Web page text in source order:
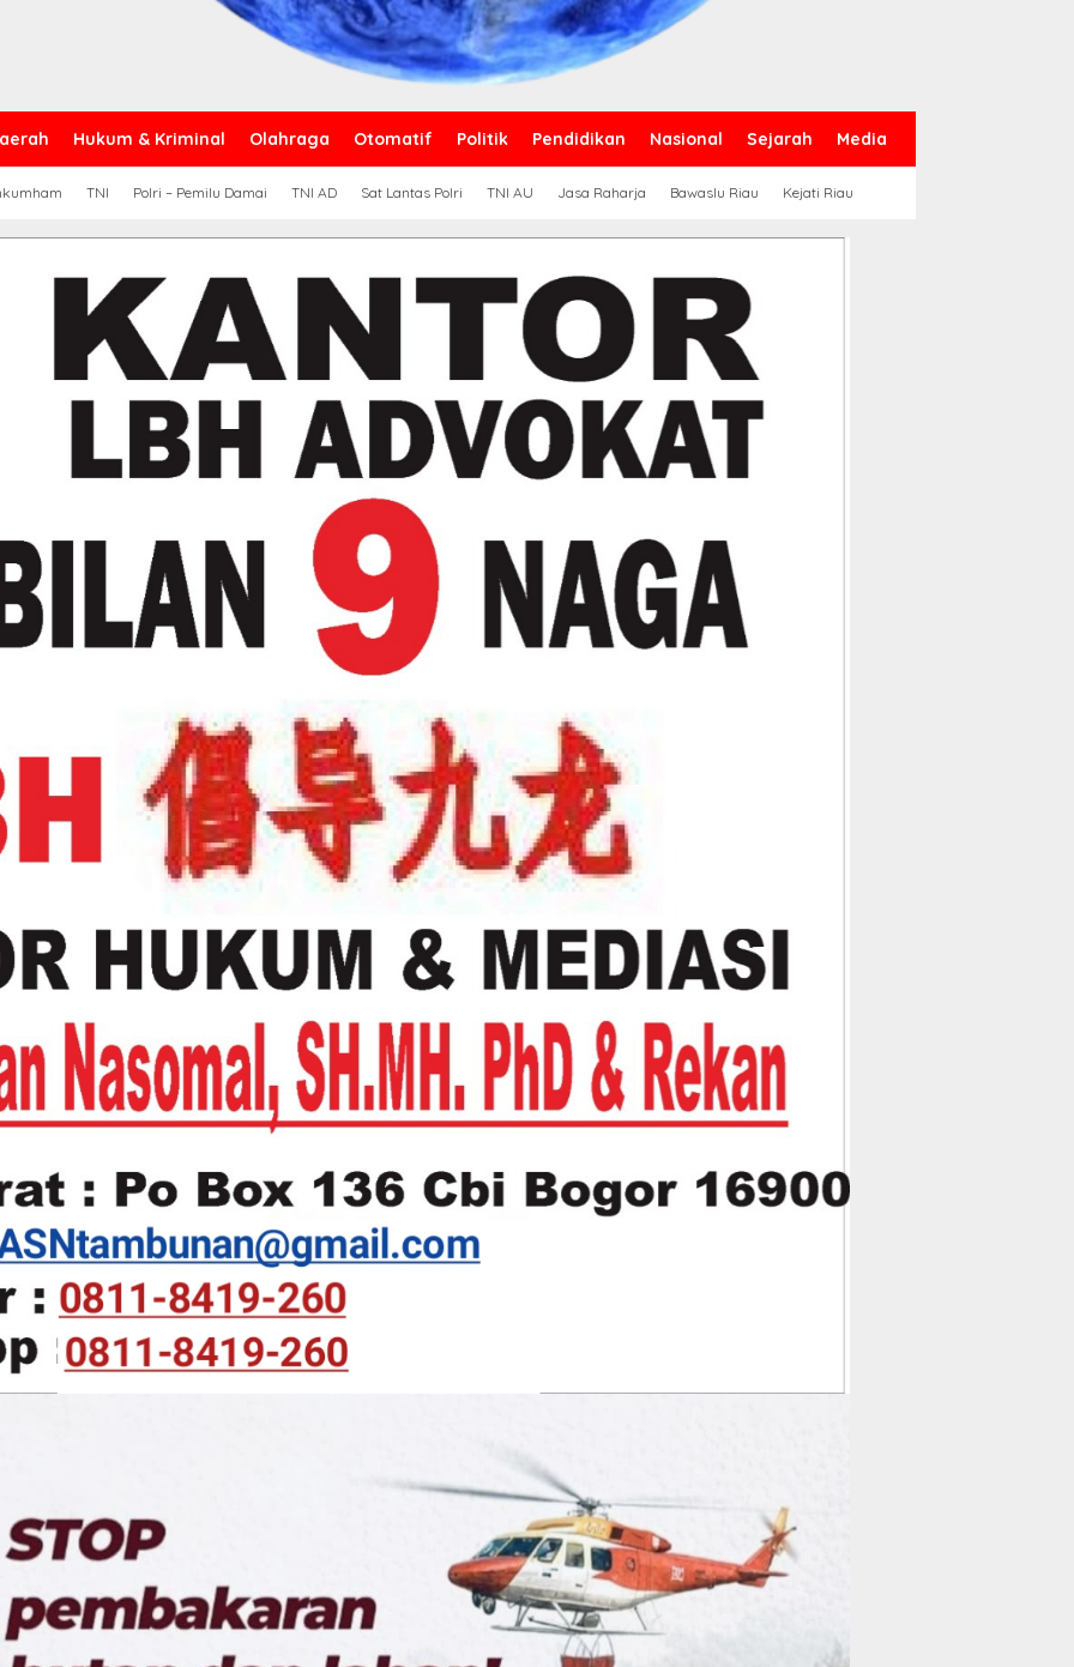
Hukum & Kriminal Olahraga Otomatif Politik Pendidikan Nasional Sejarah Media
TNI Polri – Pemilu Damai TNI AD Sat Lantas Polri TNI AU Jasa Raharja Bawaslu Riau Kejati Riau